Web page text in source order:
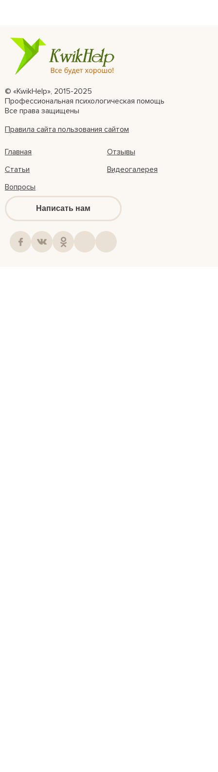
© «KwikHelp», 2015-2025
Профессиональная психологическая помощь
Все права защищены
Правила сайта пользования сайтом
Главная
Отзывы
Статьи
Видеогалерея
Вопросы
Написать нам